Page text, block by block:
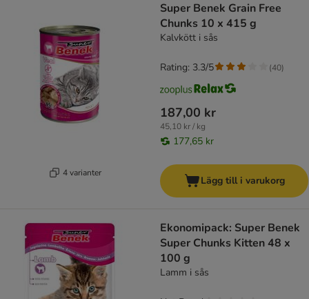
4 varianter
Super Benek Grain Free
Chunks 10 x 415 g
Kalvkött i sås
187,00 kr
45,10 kr / kg
177,65 kr
Rating: 3.3/5 (40)
Lägg till i varukorg
Ekonomipack: Super Benek
Super Chunks Kitten 48 x
100 g
Lamm i sås